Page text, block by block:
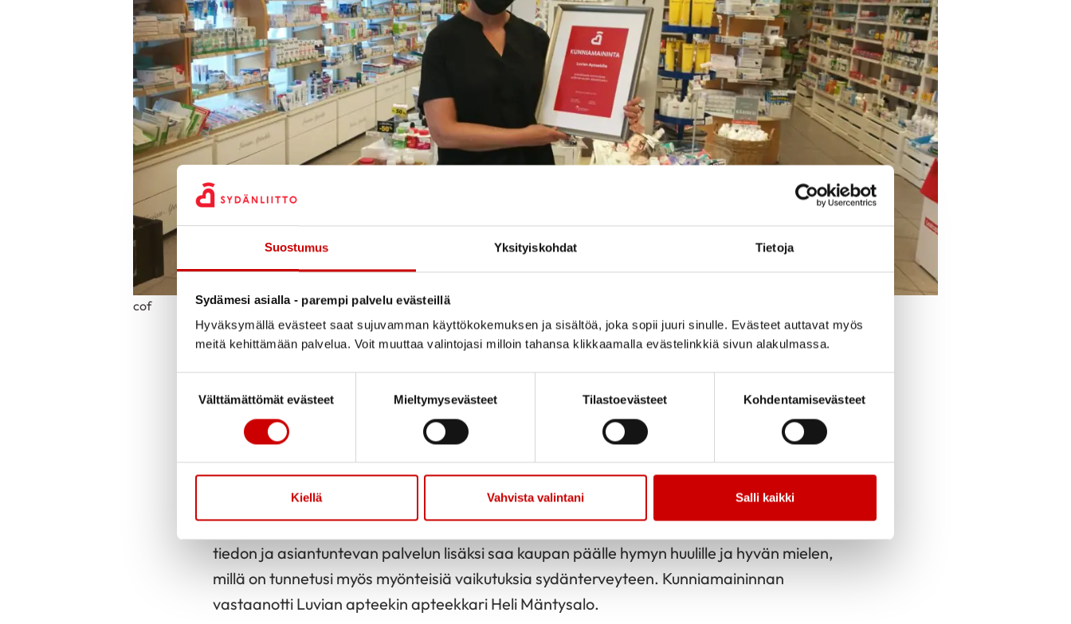
Suostumus Yksityiskohdat Tietoja
Sydämesi asialla - parempi palvelu evästeillä
Hyväksymällä evästeet saat sujuvamman käyttökokemuksen ja sisältöä, joka sopii juuri sinulle. Evästeet auttavat myös
meitä kehittämään palvelua. Voit muuttaa valintojasi milloin tahansa klikkaamalla evästelinkkiä sivun alakulmassa.
Välttämättömät evästeet
Mieltymysevästeet Tilastoevästeet Kohdentamisevästeet
Kiellä Vahvista valintani Salli kaikki
Julkaistu 17.6.2021 Jaa sivu Jaa Whatsapp
Jaa Facebook
Jaa TwitterJaa Linkedin
Jaa Email
cof
Satakunnan sydänpiiri kävi luovuttamassa Luvian apteekille tänään sydänterveyden
edistämisen alueellisen kunniamaininnan ansiokkaasta työstä sydänterveyden
edistämiseksi. Luvian apteekki tunnetaan hyvästä palvelusta, asiakasystävällisyydestä ja
positiivisesta ilmapiiristä. Apteekki tarjoaa monipuolista oheistoimintaa kuten esimerkiksi
sauvakävelytoimintaa ikäihmisille. Someaktiivisuus on Suomen apteekkien parhaammistoa.
Somepäivityksiin laitetaan mukaan aimo annos tunnetta ja omaa persoonaa. Luotettavan
tiedon ja asiantuntevan palvelun lisäksi saa kaupan päälle hymyn huulille ja hyvän mielen,
millä on tunnetusi myös myönteisiä vaikutuksia sydänterveyteen. Kunniamaininnan
vastaanotti Luvian apteekin apteekkari Heli Mäntysalo.